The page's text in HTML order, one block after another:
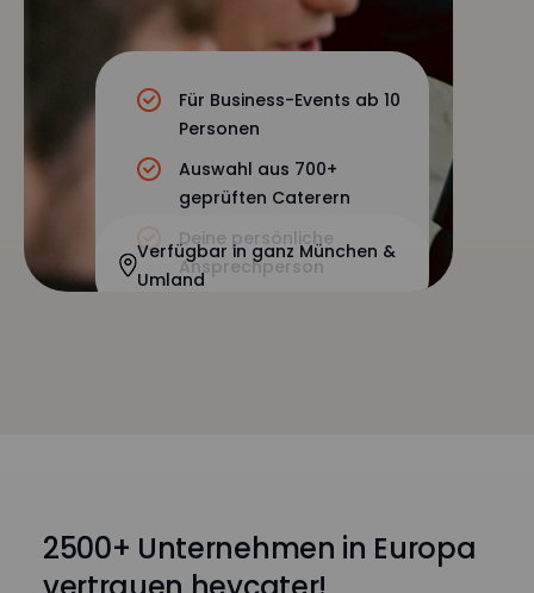
Für Business-Events ab 10
Personen
Auswahl aus 700+
geprüften Caterern
Deine persönliche
Ansprechperson
Verfügbar in ganz München &
Umland
2500+ Unternehmen in Europa